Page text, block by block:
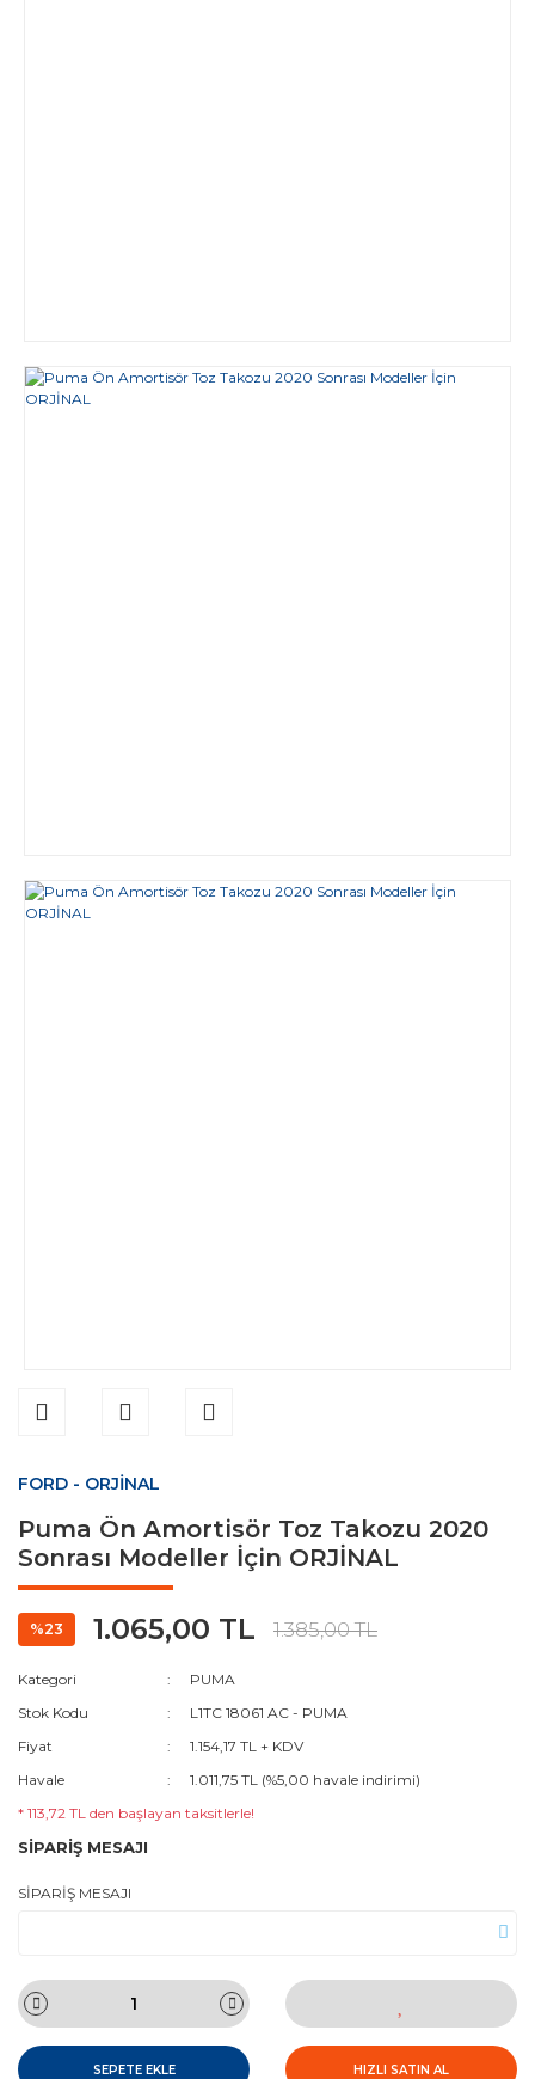
FORD - ORJİNAL
Puma Ön Amortisör Toz Takozu 2020
Sonrası Modeller İçin ORJİNAL
%23 1.065,00 TL 1.385,00 TL
Kategori
PUMA
Stok Kodu
L1TC 18061 AC - PUMA
Fiyat
1.154,17 TL + KDV
Havale
1.011,75 TL (%5,00 havale indirimi)
* 113,72 TL den başlayan taksitlerle!
SİPARİŞ MESAJI
SİPARİŞ MESAJI
SEPETE EKLE HIZLI SATIN AL